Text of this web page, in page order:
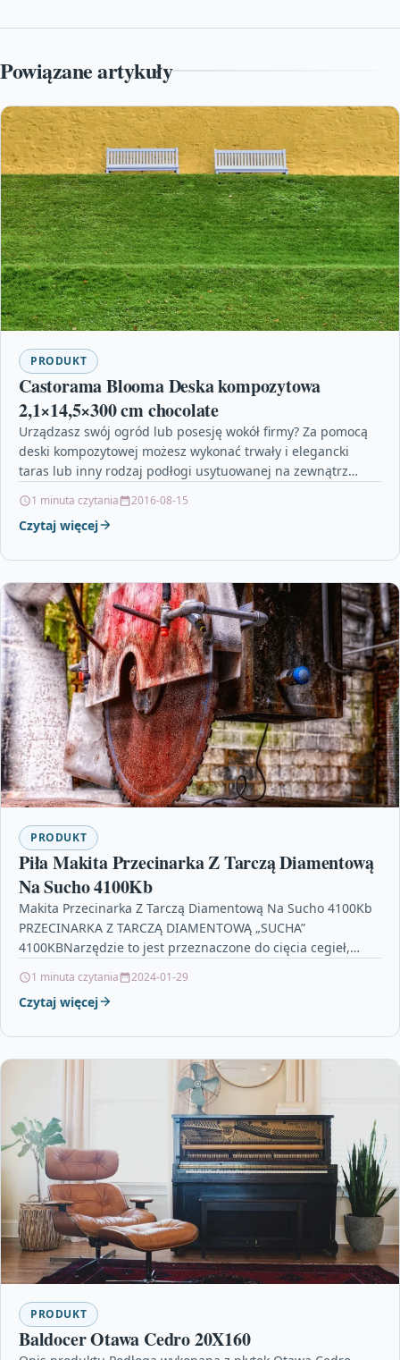
Powiązane artykuły
PRODUKT
Castorama Blooma Deska kompozytowa
2,1×14,5×300 cm chocolate
Urządzasz swój ogród lub posesję wokół firmy? Za pomocą
deski kompozytowej możesz wykonać trwały i elegancki
taras lub inny rodzaj podłogi usytuowanej na zewnątrz…
1 minuta czytania 2016-08-15
Czytaj więcej
PRODUKT
Piła Makita Przecinarka Z Tarczą Diamentową
Na Sucho 4100Kb
Makita Przecinarka Z Tarczą Diamentową Na Sucho 4100Kb
PRZECINARKA Z TARCZĄ DIAMENTOWĄ „SUCHA”
4100KBNarzędzie to jest przeznaczone do cięcia cegieł,
1 minuta czytania 2024-01-29
Czytaj więcej
PRODUKT
Baldocer Otawa Cedro 20X160